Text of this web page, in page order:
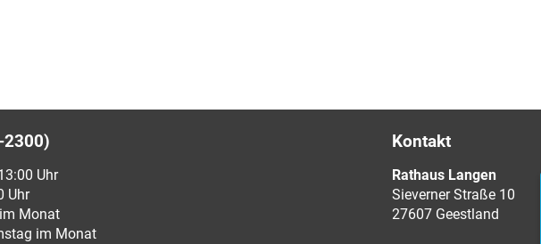
2300)
Uhr
Uhr
Monat
im Monat
Kontakt
Rathaus Langen
Sieverner Straße 10
27607 Geestland